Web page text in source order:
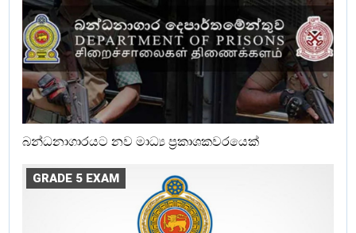
බන්ධනාගාරයට නව මාධ්‍ය ප්‍රකාශකවරයෙක්
GRADE 5 EXAM